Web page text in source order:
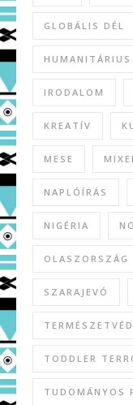
GLOBÁLIS DÉL
IRODALOM
KREATÍV
MESE
NAPLÓÍRÁS
NIGÉRIA
OLASZORSZÁG
SZARAJEVÓ
TODDLER
TUDOMÁNYOS